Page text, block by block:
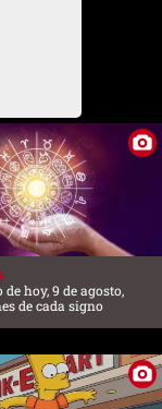
de hoy, 9 de agosto,
de cada signo